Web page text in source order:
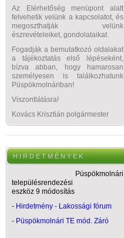
Az Elérhetőség menüpont alatt
felvehetik velünk a kapcsolatot, és
megoszthatják velünk
észrevételeiket, gondolataikat.
Fogadják a bemutatkozó oldalakat
a tájékoztatás első lépéseként,
bízva abban, hogy hamarosan
személyesen is találkozhatunk
Püspökmolnáriban!
Viszontlátásra!
Kovács Krisztián polgármester
H I R D E T M É N Y E K
Püspökmolnári
településrendezési
eszköz 9 módosítás
- Hirdetmény - Lakossági fórum
- Püspökmolnári TE mód. Záró